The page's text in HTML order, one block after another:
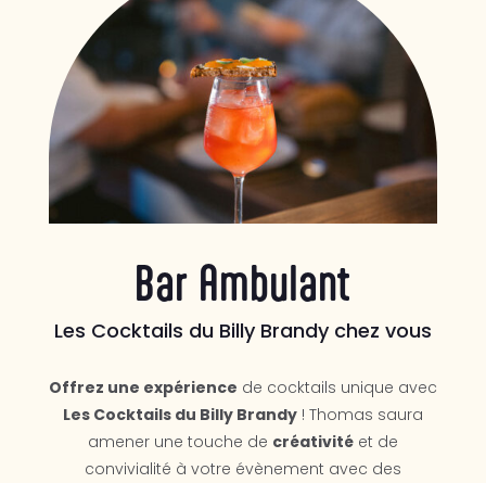
Bar Ambulant
Les Cocktails du Billy Brandy chez vous
Offrez une expérience de cocktails unique avec
Les Cocktails du Billy Brandy! Thomas saura
amener une touche de créativitéet de
convivialité à votre évènement avec des